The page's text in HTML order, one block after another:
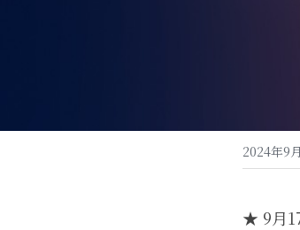
2024年9
★ 9月